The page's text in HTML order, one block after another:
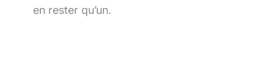
en rester qu’un.